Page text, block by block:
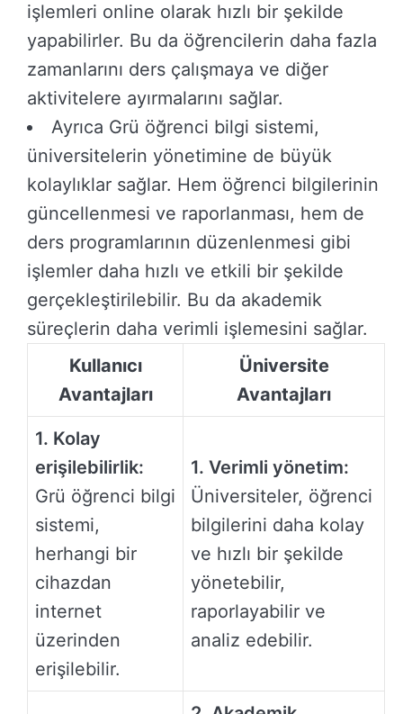
işlemleri online olarak hızlı bir şekilde
yapabilirler. Bu da öğrencilerin daha fazla
zamanlarını ders çalışmaya ve diğer
aktivitelere ayırmalarını sağlar.
Ayrıca Grü öğrenci bilgi sistemi,
üniversitelerin yönetimine de büyük
kolaylıklar sağlar. Hem öğrenci bilgilerinin
güncellenmesi ve raporlanması, hem de
ders programlarının düzenlenmesi gibi
işlemler daha hızlı ve etkili bir şekilde
gerçekleştirilebilir. Bu da akademik
süreçlerin daha verimli işlemesini sağlar.
Kullanıcı
Avantajları
Üniversite
Avantajları
1. Kolay
erişilebilirlik:
Grü öğrenci bilgi
sistemi,
herhangi bir
cihazdan
internet
üzerinden
erişilebilir.
1. Verimli yönetim:
Üniversiteler, öğrenci
bilgilerini daha kolay
ve hızlı bir şekilde
yönetebilir,
raporlayabilir ve
analiz edebilir.